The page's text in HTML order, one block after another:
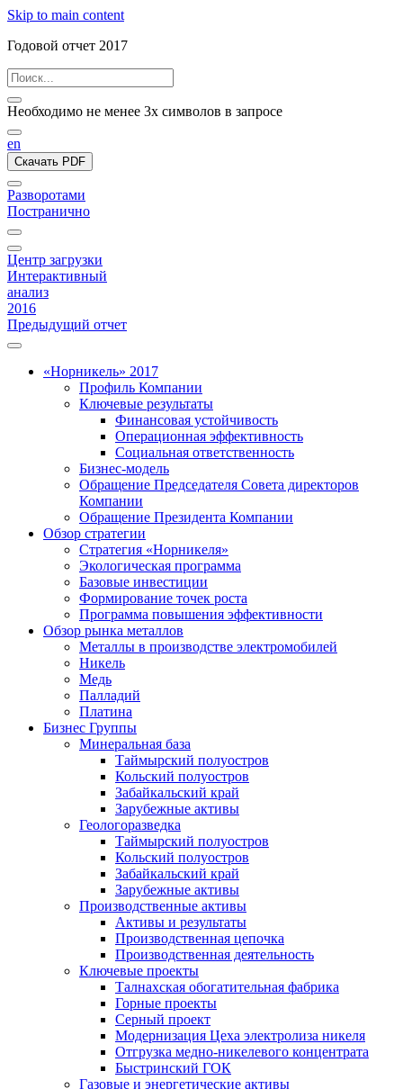
Skip to main content
Годовой отчет 2017
Необходимо не менее 3х символов в запросе
en
Скачать PDF
Разворотами
Постранично
Центр загрузки
Интерактивный
анализ
2016
Предыдущий отчет
«Норникель» 2017
Профиль Компании
Ключевые результаты
Финансовая устойчивость
Операционная эффективность
Социальная ответственность
Бизнес-модель
Обращение Председателя Совета директоров
Компании
Обращение Президента Компании
Обзор стратегии
Стратегия «Норникеля»
Экологическая программа
Базовые инвестиции
Формирование точек роста
Программа повышения эффективности
Обзор рынка металлов
Металлы в производстве электромобилей
Никель
Медь
Палладий
Платина
Бизнес Группы
Минеральная база
Таймырский полуостров
Кольский полуостров
Забайкальский край
Зарубежные активы
Геологоразведка
Таймырский полуостров
Кольский полуостров
Забайкальский край
Зарубежные активы
Производственные активы
Активы и результаты
Производственная цепочка
Производственная деятельность
Ключевые проекты
Талнахская обогатительная фабрика
Горные проекты
Серный проект
Модернизация Цеха электролиза никеля
Отгрузка медно-никелевого концентрата
Быстринский ГОК
Газовые и энергетические активы